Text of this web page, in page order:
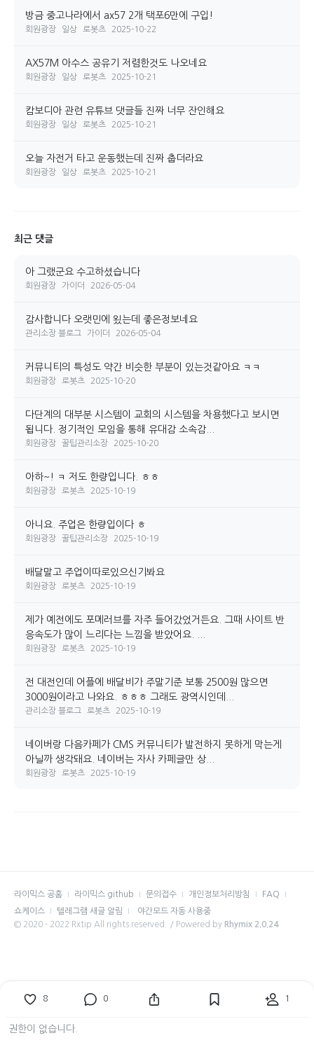
8 0 1
권한이 없습니다.
방금 중고나라에서 ax57 2개 택포6만에 구입!
회원광장 일상 로봇츠 2025-10-22
AX57M 아수스 공유기 저렴한것도 나오네요
회원광장 일상 로봇츠 2025-10-21
캄보디아 관련 유튜브 댓글들 진짜 너무 잔인해요
회원광장 일상 로봇츠 2025-10-21
오늘 자전거 타고 운동했는데 진짜 춥더라요
회원광장 일상 로봇츠 2025-10-21
최근 댓글
아 그랬군요 수고하셨습니다
회원광장 가이더 2026-05-04
감사합니다 오랫민에 욌는데 좋은정보네요
관리소장 블로그 가이더 2026-05-04
커뮤니티의 특성도 약간 비슷한 부분이 있는것같아요 ㅋㅋ
회원광장 로봇츠 2025-10-20
다단계의 대부분 시스템이 교회의 시스템을 차용했다고 보시면
됩니다. 정기적인 모임을 통해 유대감 소속감...
회원광장 꿀팁관리소장 2025-10-20
아하~! ㅋ 저도 한량입니다. ㅎㅎ
회원광장 로봇츠 2025-10-19
아니요. 주업은 한량입이다 ㅎ
회원광장 꿀팁관리소장 2025-10-19
배달말고 주업이따로있으신기봐요
회원광장 로봇츠 2025-10-19
제가 예전에도 포메러브를 자주 들어갔었거든요. 그때 사이트 반
응속도가 많이 느리다는 느낌을 받았어요. ...
회원광장 로봇츠 2025-10-19
전 대전인데 어플에 배달비가 주말기준 보통 2500원 많으면
3000원이라고 나와요. ㅎㅎㅎ 그래도 광역시인데...
관리소장 블로그 로봇츠 2025-10-19
네이버랑 다음카페가 CMS 커뮤니티가 발전하지 못하게 막는게
아닐까 생각돼요. 네이버는 자사 카페글만 상...
회원광장 로봇츠 2025-10-19
라이믹스 공홈 라이믹스 github 문의접수 개인정보처리방침
FAQ
쇼케이스
텔레그램 새글 알림
야간모드 자동 사용중
© 2020 - 2022 Rxtip All rights reserved. / Powered by Rhymix 2.0.24